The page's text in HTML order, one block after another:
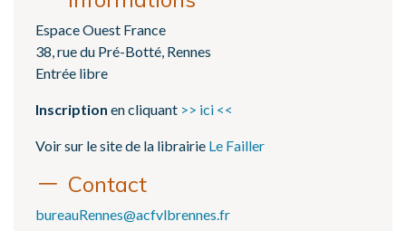
Espace Ouest France
38, rue du Pré-Botté, Rennes
Entrée libre
Inscription en cliquant >> ici <<
Voir sur le site de la librairie Le Failler
Contact
bureauRennes@acfvlbrennes.fr